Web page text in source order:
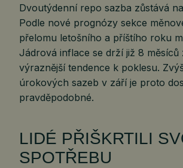
Dvoutýdenní repo sazba zůstává
Podle nové prognózy sekce
přelomu letošního a příštího roku
Jádrová inflace se drží již 8 měsíců
výraznější tendence k poklesu.
úrokových sazeb v září je proto
pravděpodobné.
LIDÉ PŘIŠKRTILI
SPOTŘEBU